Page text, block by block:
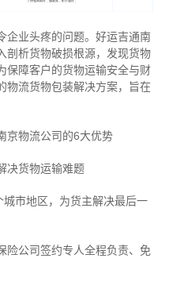
企业头疼的问题。好运吉通南
剖析货物破损根源，发现货物
保障客户的货物运输安全与财
物流货物包装解决方案，旨在
京物流公司的6大优势
决货物运输难题
市地区，为货主解决最后一
险公司签约专人全程负责、免